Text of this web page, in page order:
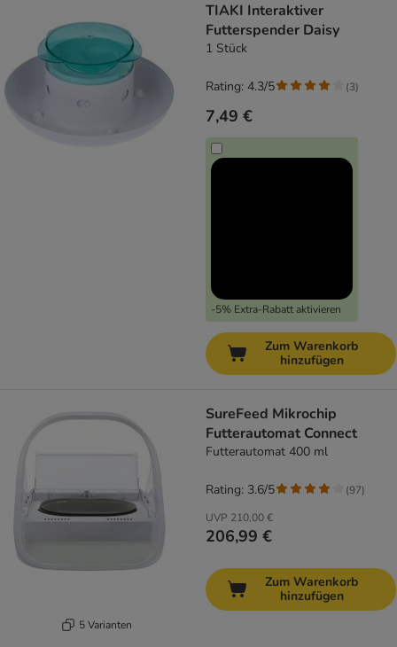
TIAKI Interaktiver
Futterspender Daisy
1 Stück
7,49 €
-5% Extra-Rabatt aktivieren
Rating: 4.3/5 (3)
Zum Warenkorb
hinzufügen
5 Varianten
SureFeed Mikrochip
Futterautomat Connect
Futterautomat 400 ml
UVP 210,00 €
206,99 €
Rating: 3.6/5 (97)
Zum Warenkorb
hinzufügen